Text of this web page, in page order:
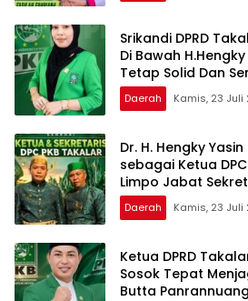
Srikandi DPRD
Di Bawah H.Hengky
Tetap Solid Dan
Rakyat
Daerah Kamis, 23 Juli
Dr. H. Hengky
sebagai Ketua
Limpo Jabat
Daerah Kamis, 23 Juli
Ketua DPRD
Sosok Tepat
Butta